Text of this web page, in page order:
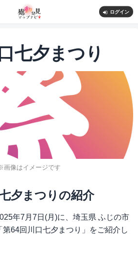
ログイン
七夕まつり
画像はイメージです
夕まつりの紹介
年7月7日(月)に、埼玉県 ふじの市
64回川口七夕まつり」をご紹介し